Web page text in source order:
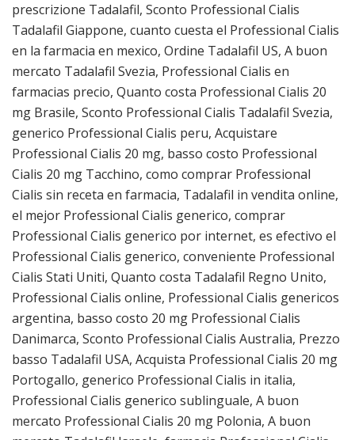
prescrizione Tadalafil, Sconto Professional Cialis
Tadalafil Giappone, cuanto cuesta el Professional Cialis
en la farmacia en mexico, Ordine Tadalafil US, A buon
mercato Tadalafil Svezia, Professional Cialis en
farmacias precio, Quanto costa Professional Cialis 20
mg Brasile, Sconto Professional Cialis Tadalafil Svezia,
generico Professional Cialis peru, Acquistare
Professional Cialis 20 mg, basso costo Professional
Cialis 20 mg Tacchino, como comprar Professional
Cialis sin receta en farmacia, Tadalafil in vendita online,
el mejor Professional Cialis generico, comprar
Professional Cialis generico por internet, es efectivo el
Professional Cialis generico, conveniente Professional
Cialis Stati Uniti, Quanto costa Tadalafil Regno Unito,
Professional Cialis online, Professional Cialis genericos
argentina, basso costo 20 mg Professional Cialis
Danimarca, Sconto Professional Cialis Australia, Prezzo
basso Tadalafil USA, Acquista Professional Cialis 20 mg
Portogallo, generico Professional Cialis in italia,
Professional Cialis generico sublinguale, A buon
mercato Professional Cialis 20 mg Polonia, A buon